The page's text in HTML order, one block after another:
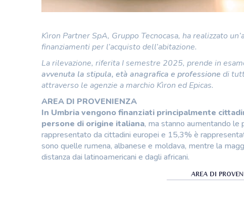
Kìron Partner SpA, Gruppo Tecnocasa, ha realizzato
finanziamenti per l’acquisto dell’abitazione.
La rilevazione, riferita I semestre 2025, prende in
avvenuta la stipula, età anagrafica e professione di
attraverso le agenzie a marchio Kìron ed Epicas.
AREA DI PROVENIENZA
In Umbria vengono finanziati principalmente
persone di origine italiana, ma stanno aumentando
rappresentato da cittadini europei e 15,3% è
sono quelle rumena, albanese e moldava, mentre la
distanza dai latinoamericani e dagli africani.